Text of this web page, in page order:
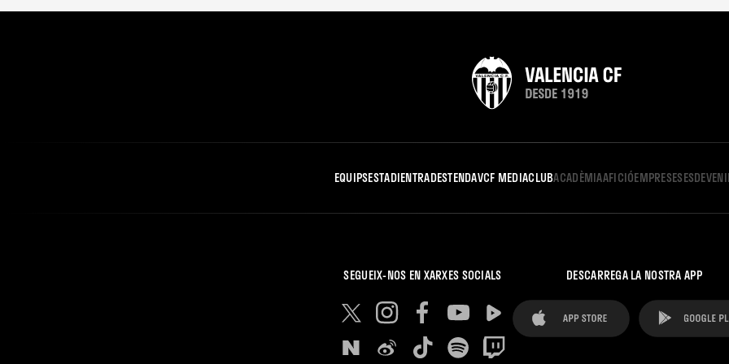
EQUIPSESTADIENTRADESTENDAVCF MEDIACLUBACADÈMIAAFICIÓEMPRESES
SEGUEIX-NOS EN XARXES SOCIALS DESCARREGA LA NOSTRA APP